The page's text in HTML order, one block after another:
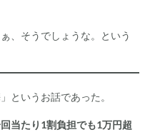
、そうでしょうな。という
というお話であった。
当たり1割負担でも1万円超